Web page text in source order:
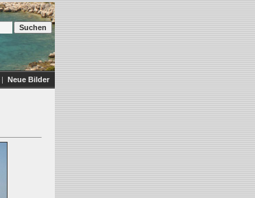
| Neue Bilder